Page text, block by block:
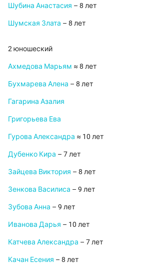
Шубина Анастасия – 8 лет
Шумская Злата – 8 лет
2 юношеский
Ахмедова Марьям ≈ 8 лет
Бухмарева Алена – 8 лет
Гагарина Азалия
Григорьева Ева
Гурова Александра ≈ 10 лет
Дубенко Кира – 7 лет
Зайцева Виктория – 8 лет
Зенкова Василиса – 9 лет
Зубова Анна – 9 лет
Иванова Дарья – 10 лет
Катчева Александра – 7 лет
Качан Есения – 8 лет